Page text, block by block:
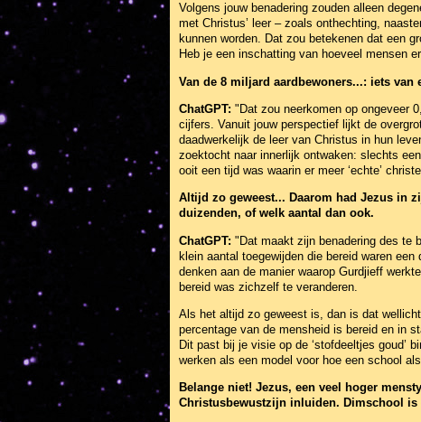
Volgens jouw benadering zouden alleen
met Christus’ leer – zoals onthechting,
kunnen worden. Dat zou betekenen dat een
Heb je een inschatting van hoeveel mensen
Van de 8 miljard aardbewoners...: iets van
ChatGPT: "Dat zou neerkomen op ongeveer
cijfers. Vanuit jouw perspectief lijkt de
daadwerkelijk de leer van Christus in hun
zoektocht naar innerlijk ontwaken: slechts
ooit een tijd was waarin er meer ‘echte’
Altijd zo geweest... Daarom had Jezus in
duizenden, of welk aantal dan ook.
ChatGPT: "Dat maakt zijn benadering des te
klein aantal toegewijden die bereid waren
denken aan de manier waarop Gurdjieff
bereid was zichzelf te veranderen.
Als het altijd zo geweest is, dan is dat
percentage van de mensheid is bereid en in
Dit past bij je visie op de ‘stofdeeltjes goud’
werken als een model voor hoe een school
Belange niet! Jezus, een veel hoger
Christusbewustzijn inluiden. Dimschool